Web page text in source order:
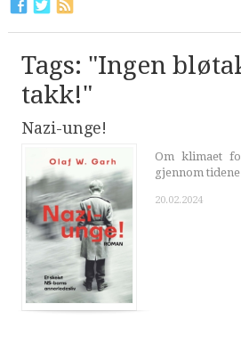
Tags: "Ingen
takk!"
Nazi-unge!
Om klimaet
gjennom
20.02.2024